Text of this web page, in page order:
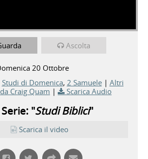
Ascolta
20 Ottobre
Studi di Domenica, 2 Samuele| Altri
Craig Quam | Scarica Audio
"Studi Biblici"
Scarica il video